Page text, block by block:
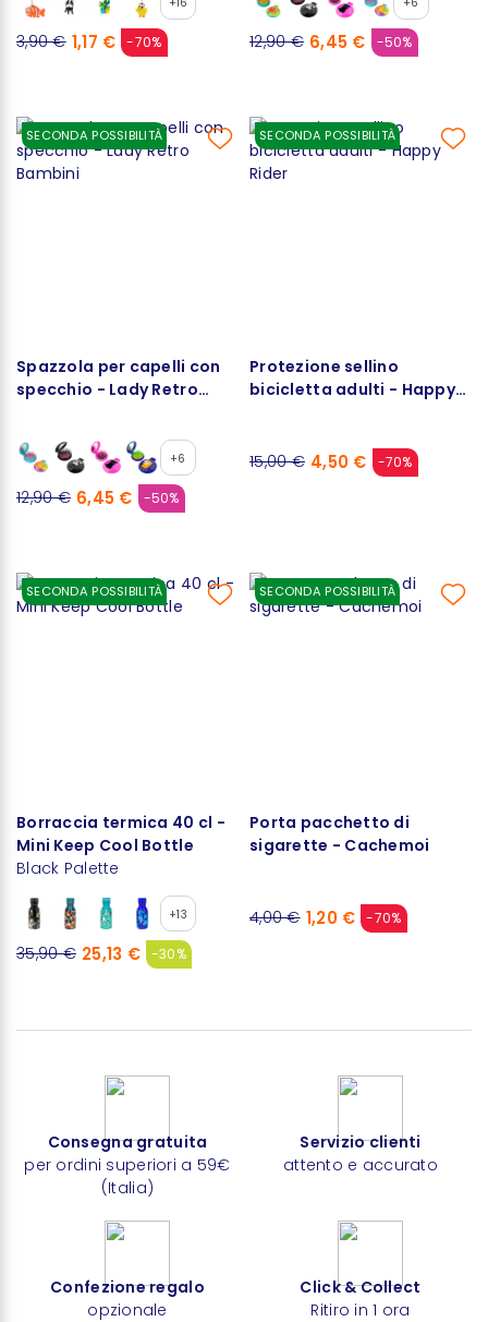
3,90 € 1,17 € -70% 12,90 € 6,45 € -50%
SECONDA POSSIBILITÀ
Spazzola per capelli con
specchio - Lady Retro
+6
12,90 € 6,45 € -50%
SECONDA POSSIBILITÀ
Protezione sellino
bicicletta adulti - Happy
15,00 € 4,50 € -70%
SECONDA POSSIBILITÀ
Borraccia termica 40 cl -
Mini Keep Cool Bottle
Black Palette
+13
35,90 € 25,13 € -30%
SECONDA POSSIBILITÀ
Porta pacchetto di
sigarette - Cachemoi
4,00 € 1,20 € -70%
Consegna gratuita
per ordini superiori a 59€
(Italia)
Servizio clienti
attento e accurato
Confezione regalo
opzionale
Click & Collect
Ritiro in 1 ora